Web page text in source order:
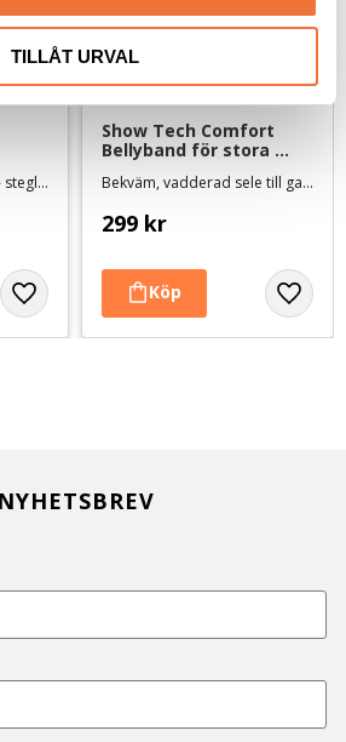
TILLÅT URVAL
rör
Maxhastighet 68 m/sek - steglöst variabel hastighet och tillsatt värme
Show Tech Comfort
Bellyband för stora
Bekväm, vadderad sele till galge
299 kr
NYHETSBREV